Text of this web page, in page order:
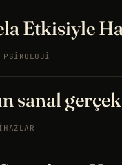
Etkisiyle
PSIKOLOJI
sanal